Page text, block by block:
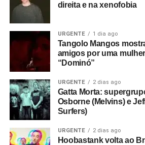
direita e na xenofobia
URGENTE 1 dia ago
Tangolo Mangos
amigos por uma
“Dominó”
URGENTE 2 dias ago
Gatta Morta:
Osborne (Melvins) e
Surfers)
URGENTE 2 dias ago
Hoobastank volta ao